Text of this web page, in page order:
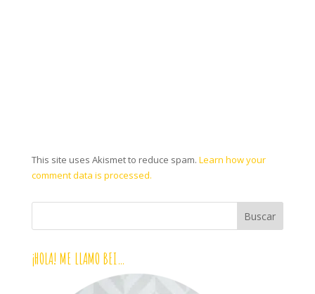
This site uses Akismet to reduce spam. Learn how your
comment data is processed.
¡HOLA! ME LLAMO BEI…